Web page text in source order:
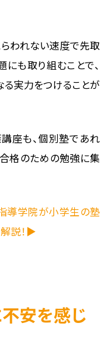
われない速度で先取
も取り組むことで、
実力をつけることが
座も、個別塾であれ
格のための勉強に集
導学院が小学生の塾
説！▶
安を感じ